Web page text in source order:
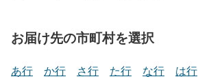
お届け先の市町村を選択
あ行 か行 さ行 た行 な行 は行